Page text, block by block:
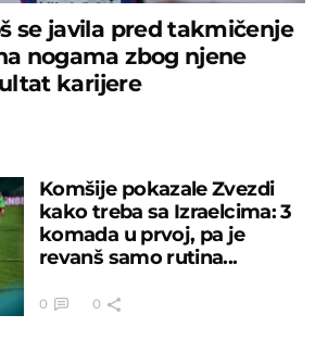
se javila pred takmičenje
nogama zbog njene
karijere
Komšije pokazale Zvezdi
kako treba sa Izraelcima: 3
komada u prvoj, pa je
revanš samo rutina...
0 0